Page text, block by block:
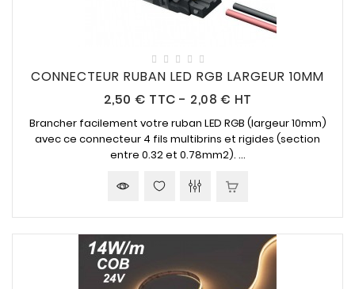
CONNECTEUR RUBAN LED RGB LARGEUR 10MM
2,50 € Prix
TTC - 2,08 € HT
Brancher facilement votre ruban LED RGB (largeur 10mm)
avec ce connecteur 4 fils multibrins et rigides (section
entre 0.32 et 0.78mm2). ...